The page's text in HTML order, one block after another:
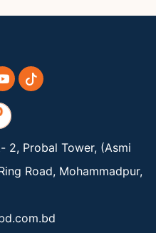
2, Probal Tower, (Asmi
Road, Mohammadpur,